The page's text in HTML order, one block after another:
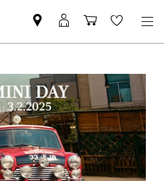
Mini
dealer
MyMini
login
Shopping
cart
Wishlist